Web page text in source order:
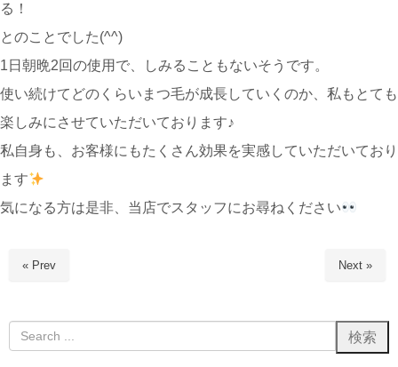
る！
とのことでした(^^)
1日朝晩2回の使用で、しみることもないそうです。
使い続けてどのくらいまつ毛が成長していくのか、私もとても
楽しみにさせていただいております♪
私自身も、お客様にもたくさん効果を実感していただいており
ます
気になる方は是非、当店でスタッフにお尋ねください
« Prev Next »